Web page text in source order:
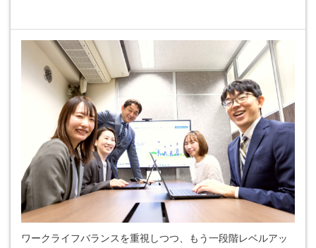
ワークライフバランスを重視しつつ、もう一段階レベルアッ